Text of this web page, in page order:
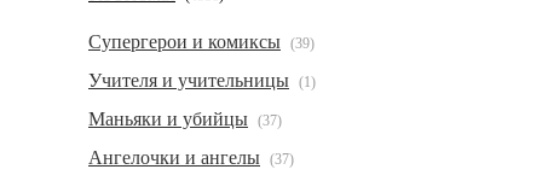
Супергерои и комиксы (39)
Учителя и учительницы (1)
Маньяки и убийцы (37)
Ангелочки и ангелы (37)